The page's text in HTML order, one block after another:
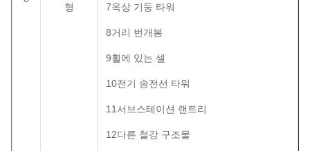
형 7옥상 기둥 타워
8거리 번개봉
9휠에 있는 셀
10전기 송전선 타워
11서브스테이션 랜트리
12다른 철강 구조물